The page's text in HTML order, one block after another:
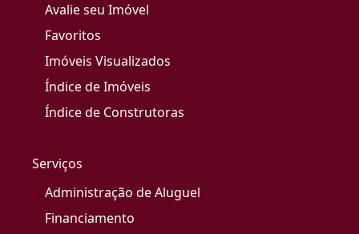
Avalie seu Imóvel
Favoritos
Imóveis Visualizados
Índice de Imóveis
Índice de Construtoras
Serviços
Administração de Aluguel
Financiamento